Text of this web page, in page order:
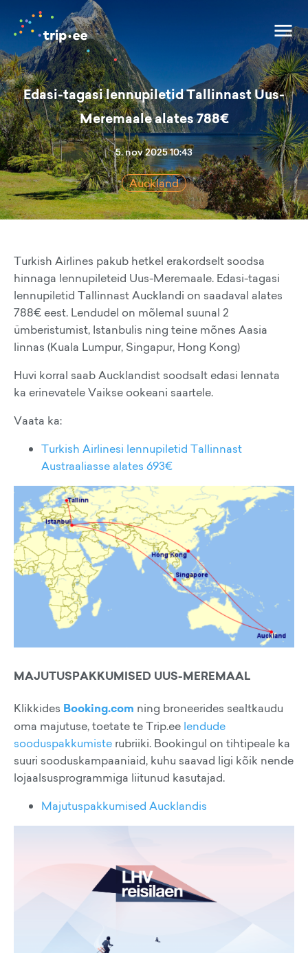
Edasi-tagasi lennupiletid Tallinnast Uus-
Meremaale alates 788€
5. nov 2025 10:43
Auckland
Turkish Airlines pakub hetkel erakordselt soodsa
hinnaga lennupileteid Uus-Meremaale. Edasi-tagasi
lennupiletid Tallinnast Aucklandi on saadaval alates
788€ eest. Lendudel on mõlemal suunal 2
ümberistumist, Istanbulis ning teine mõnes Aasia
linnas (Kuala Lumpur, Singapur, Hong Kong)
Huvi korral saab Aucklandist soodsalt edasi lennata
ka erinevatele Vaikse ookeani saartele.
Vaata ka:
Turkish Airlinesi lennupiletid Tallinnast
Austraaliasse alates 693€
MAJUTUSPAKKUMISED UUS-MEREMAAL
Klikkides Booking.com ning broneerides sealtkaudu
oma majutuse, toetate te Trip.ee lendude
sooduspakkumiste rubriiki. Bookingul on tihtipeale ka
suuri sooduskampaaniaid, kuhu saavad ligi kõik nende
lojaalsusprogrammiga liitunud kasutajad.
Majutuspakkumised Aucklandis